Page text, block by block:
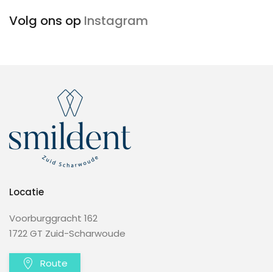
Volg ons op Instagram
Locatie
Voorburggracht 162
1722 GT Zuid-Scharwoude
Route